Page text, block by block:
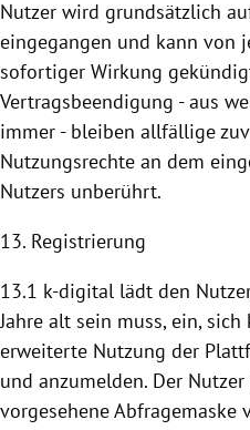
Nutzer wird grundsätzlich
eingegangen und kann von
sofortiger Wirkung
Vertragsbeendigung - aus
immer - bleiben allfällige
Nutzungsrechte an dem
Nutzers unberührt.
13. Registrierung
13.1 k-digital lädt den
Jahre alt sein muss, ein,
erweiterte Nutzung der
und anzumelden. Der
vorgesehene Abfragemaske